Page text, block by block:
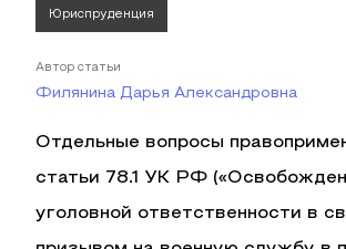
Юриспруденция
Автор статьи
Филянина Дарья Александровна
Отдельные вопросы
статьи 78.1 УК РФ
уголовной ответственности в